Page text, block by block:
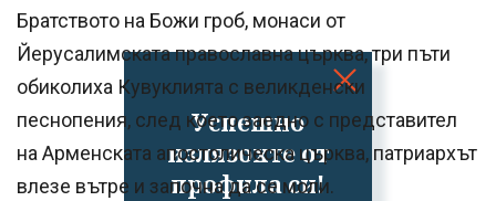
Успешно
излязохте от
профила си!
Братството на Божи гроб, монаси от
Йерусалимската православна църква, три пъти
обиколиха Кувуклията с великденски
песнопения, след което заедно с представител
на Арменската апостолическа църква, патриархът
влезе вътре и започна да се моли.